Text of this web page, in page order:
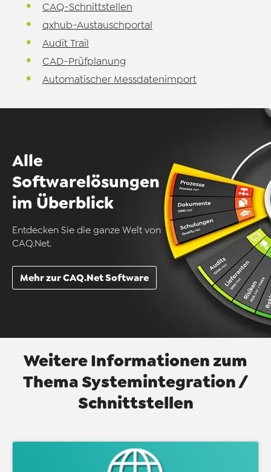
CAQ-Schnittstellen
qxhub-Austauschportal
Audit Trail
CAD-Prüfplanung
Automatischer Messdatenimport
Alle
Softwarelösungen
im Überblick
Entdecken Sie die ganze Welt von
CAQ.Net.
Mehr zur CAQ.Net Software
Weitere Informationen zum
Thema Systemintegration /
Schnittstellen